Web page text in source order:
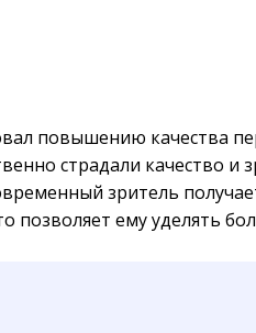
повышению качества
страдали качество и
зритель
позволяет ему уделять